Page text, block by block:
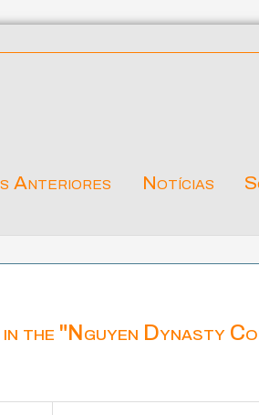
Anteriores Notícias
the "Nguyen Dynasty